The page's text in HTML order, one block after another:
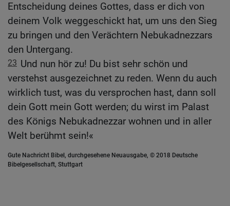
Entscheidung deines Gottes, dass er dich von
deinem Volk weggeschickt hat, um uns den Sieg
zu bringen und den Verächtern Nebukadnezzars
den Untergang.
23 Und nun hör zu! Du bist sehr schön und
verstehst ausgezeichnet zu reden. Wenn du auch
wirklich tust, was du versprochen hast, dann soll
dein Gott mein Gott werden; du wirst im Palast
des Königs Nebukadnezzar wohnen und in aller
Welt berühmt sein!«
Gute Nachricht Bibel, durchgesehene Neuausgabe, © 2018 Deutsche
Bibelgesellschaft, Stuttgart